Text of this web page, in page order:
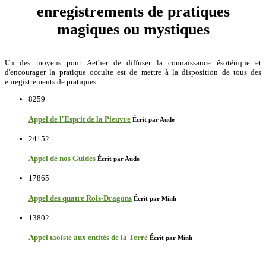
enregistrements de pratiques
magiques ou mystiques
Un des moyens pour Aether de diffuser la connaissance ésotérique et
d'encourager la pratique occulte est de mettre à la disposition de tous des
enregistrements de pratiques.
8259
Appel de l'Esprit de la Pieuvre Écrit par Aude
24152
Appel de nos Guides Écrit par Aude
17865
Appel des quatre Rois-Dragons Écrit par Minh
13802
Appel taoïste aux entités de la Terre Écrit par Minh